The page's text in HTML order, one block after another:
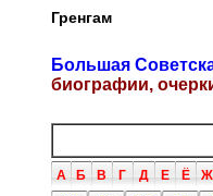
Гренгам
Большая
биографии,
А Б В Г Д Е Ё Ж